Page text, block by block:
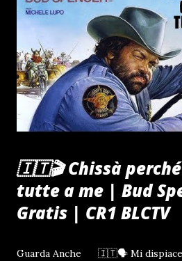
🇮🇹🎬 Chissà
tutte a me | Bud
Gratis | CR1 BLCTV
Guarda Anche 🇮🇹🗣 Mi dispiace